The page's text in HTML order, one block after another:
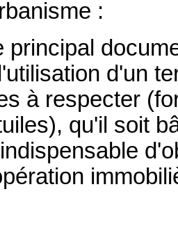
:
principal
d'un
à respecter
qu'il soit